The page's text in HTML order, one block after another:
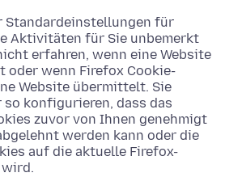
Standardeinstellungen für
Aktivitäten für Sie unbemerkt
erfahren, wenn eine Website
oder wenn Firefox Cookie-
Website übermittelt. Sie
so konfigurieren, dass das
zuvor von Ihnen genehmigt
werden kann oder die
auf die aktuelle Firefox-